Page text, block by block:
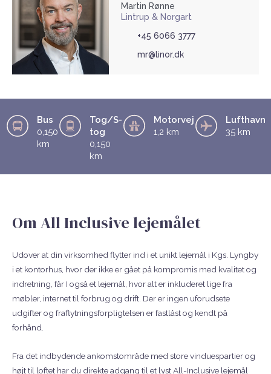
Martin Rønne
Lintrup & Norgart
+45 6066 3777
mr@linor.dk
Bus
0,150
km
Tog/S-
tog
0,150
km
Motorvej
1,2 km
Lufthavn
35 km
Om All Inclusive lejemålet
Udover at din virksomhed flytter ind i et unikt lejemål i Kgs. Lyngby
i et kontorhus, hvor der ikke er gået på kompromis med kvalitet og
indretning, får I også et lejemål, hvor alt er inkluderet lige fra
møbler, internet til forbrug og drift. Der er ingen uforudsete
udgifter og fraflytningsforpligtelsen er fastlåst og kendt på
forhånd.
Fra det indbydende ankomstområde med store vinduespartier og
højt til loftet har du direkte adgang til et lyst All-Inclusive lejemål